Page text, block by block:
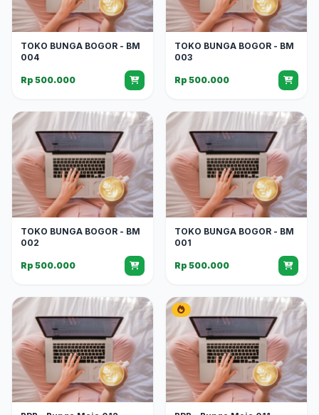
TOKO BUNGA BOGOR - BM
004
Rp 500.000
TOKO BUNGA BOGOR - BM
003
Rp 500.000
TOKO BUNGA BOGOR - BM
002
Rp 500.000
TOKO BUNGA BOGOR - BM
001
Rp 500.000